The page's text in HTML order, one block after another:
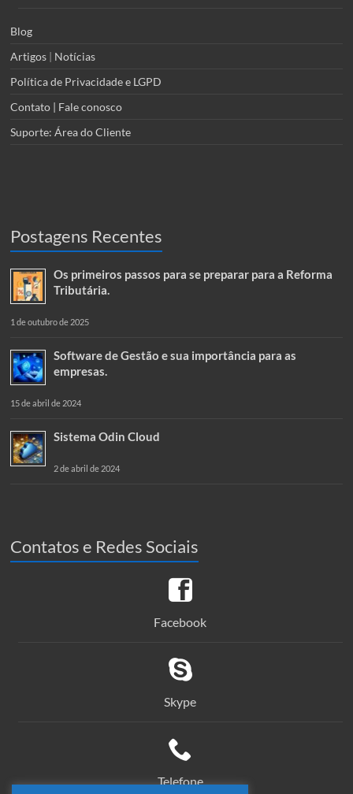
Blog
Artigos | Notícias
Política de Privacidade e LGPD
Contato | Fale conosco
Suporte: Área do Cliente
Postagens Recentes
Os primeiros passos para se preparar para a Reforma
Tributária.
1 de outubro de 2025
Software de Gestão e sua importância para as
empresas.
15 de abril de 2024
Sistema Odin Cloud
2 de abril de 2024
Contatos e Redes Sociais
Facebook
Skype
Telefone